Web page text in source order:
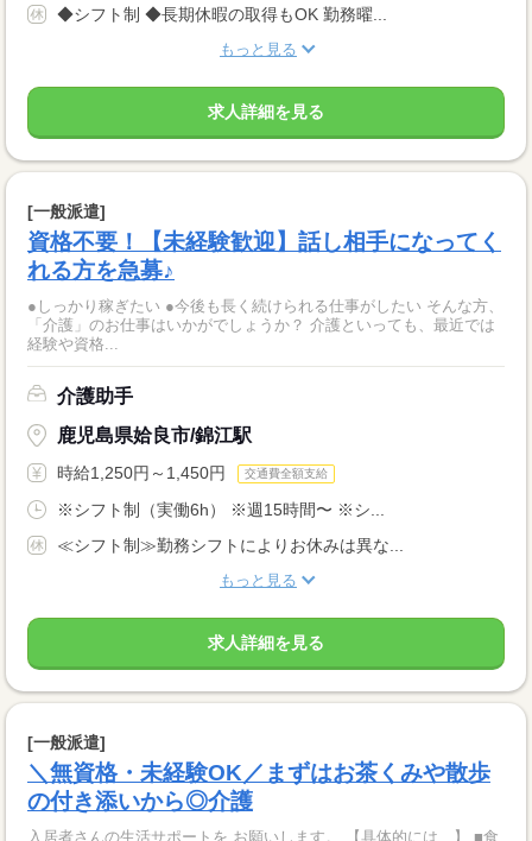
◆シフト制 ◆長期休暇の取得もOK 勤務曜...
もっと見る
求人詳細を見る
[一般派遣]
資格不要！【未経験歓迎】話し相手になってく
れる方を急募♪
●しっかり稼ぎたい ●今後も長く続けられる仕事がしたい そんな方、
「介護」のお仕事はいかがでしょうか？ 介護といっても、最近では
経験や資格...
介護助手
鹿児島県姶良市/錦江駅
時給1,250円～1,450円 交通費全額支給
※シフト制（実働6h） ※週15時間〜 ※シ...
≪シフト制≫勤務シフトによりお休みは異な...
もっと見る
求人詳細を見る
[一般派遣]
＼無資格・未経験OK／まずはお茶くみや散歩
の付き添いから◎介護
入居者さんの生活サポートを お願いします。 【具体的には…】 ■食